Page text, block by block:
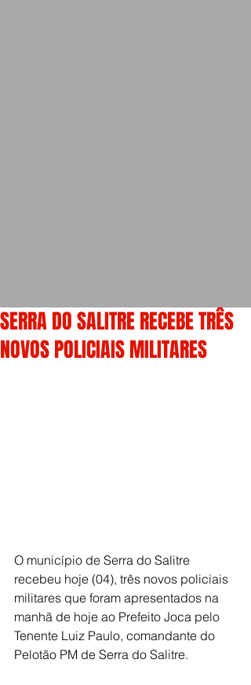
SERRA DO SALITRE RECEBE TRÊS
NOVOS POLICIAIS MILITARES
O município de Serra do Salitre
recebeu hoje (04), três novos policiais
militares que foram apresentados na
manhã de hoje ao Prefeito Joca pelo
Tenente Luiz Paulo, comandante do
Pelotão PM de Serra do Salitre.